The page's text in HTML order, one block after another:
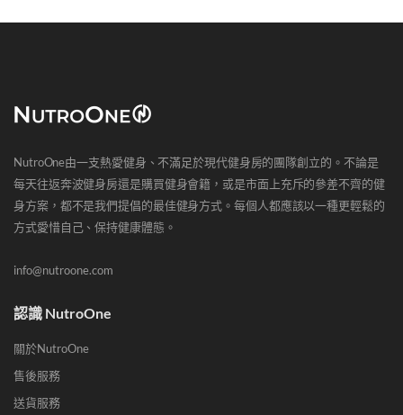
NutroOne由一支熱愛健身、不滿足於現代健身房的團隊創立的。不論是
每天往返奔波健身房還是購買健身會籍，或是市面上充斥的參差不齊的健
身方案，都不是我們提倡的最佳健身方式。每個人都應該以一種更輕鬆的
方式愛惜自己、保持健康體態。
info@nutroone.com
認識 NutroOne
關於NutroOne
售後服務
送貨服務